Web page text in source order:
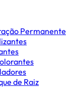
Permanente
de Raiz